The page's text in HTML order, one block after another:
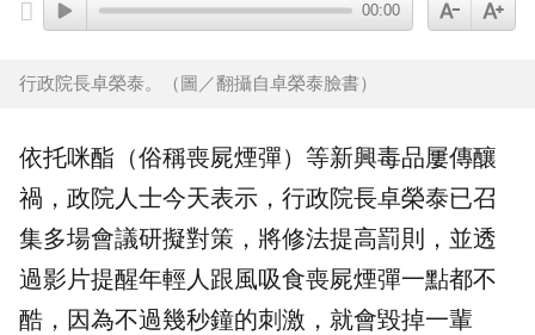
00:00
行政院長卓榮泰。（圖／翻攝自卓榮泰臉書）
依托咪酯（俗稱喪屍煙彈）等新興毒品屢傳釀
禍，政院人士今天表示，行政院長卓榮泰已召
集多場會議研擬對策，將修法提高罰則，並透
過影片提醒年輕人跟風吸食喪屍煙彈一點都不
酷，因為不過幾秒鐘的刺激，就會毀掉一輩